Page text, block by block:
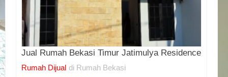
Jual Rumah Bekasi Timur Jatimulya Residence
Rumah Dijual di Rumah Bekasi